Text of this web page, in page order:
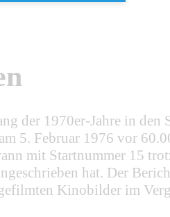
der 1970er-Jahre in den
5. Februar 1976 vor
mit Startnummer 15
hat. Der
Kinobilder im